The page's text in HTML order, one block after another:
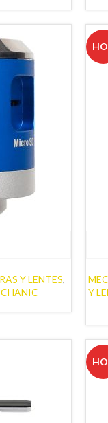
Y LENTES,
Y